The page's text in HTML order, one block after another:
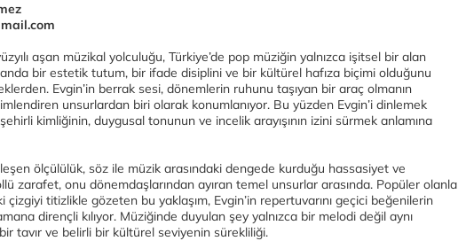
aşan müzikal yolculuğu, Türkiye’de pop müziğin yalnızca işitsel bir alan
bir estetik tutum, bir ifade disiplini ve bir kültürel hafıza biçimi olduğunu
Evgin’in berrak sesi, dönemlerin ruhunu taşıyan bir araç olmanın
unsurlardan biri olarak konumlanıyor. Bu yüzden Evgin’i dinlemek
kimliğinin, duygusal tonunun ve incelik arayışının izini sürmek anlamına
ölçülülük, söz ile müzik arasındaki dengede kurduğu hassasiyet ve
zarafet, onu dönemdaşlarından ayıran temel unsurlar arasında. Popüler olanla
çizgiyi titizlikle gözeten bu yaklaşım, Evgin’in repertuvarını geçici beğenilerin
dirençli kılıyor. Müziğinde duyulan şey yalnızca bir melodi değil aynı
tavır ve belirli bir kültürel seviyenin sürekliliği.